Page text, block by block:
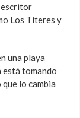
escritor
Los Títeres y
una playa
está tomando
lo cambia